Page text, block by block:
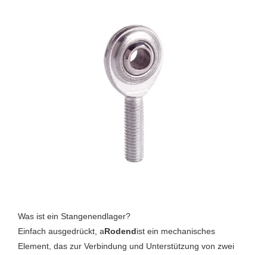
Was ist ein Stangenendlager?
Einfach ausgedrückt, aRodendist ein mechanisches
Element, das zur Verbindung und Unterstützung von zwei